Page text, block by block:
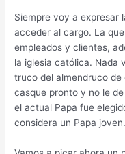
Siempre voy a expresar
acceder al cargo. La
empleados y clientes,
la iglesia católica. Nada
truco del almendruco de
casque pronto y no le
el actual Papa fue
considera un Papa